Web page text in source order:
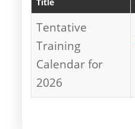
Tentative
Training
Calendar for
2026